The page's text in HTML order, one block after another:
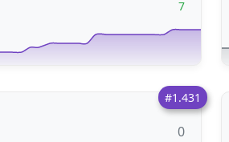
7
#1.431
0